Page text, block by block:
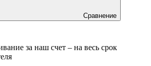
Сравнение
за наш счет – на весь срок